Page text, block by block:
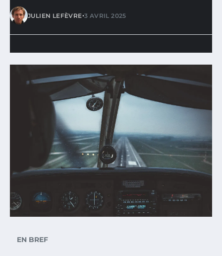
JULIEN LEFÈVRE•3 AVRIL 2025
EN BREF